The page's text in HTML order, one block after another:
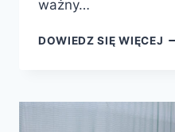
ważny…
DOWIEDZ SIĘ WIĘCEJ